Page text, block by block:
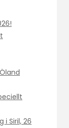
Siril, 26